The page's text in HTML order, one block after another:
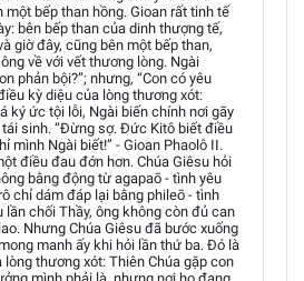
một bếp than hồng. Gioan rất tinh tế
bên bếp than của dinh thượng tế,
giờ đây, cũng bên một bếp than,
về với vết thương lòng. Ngài
phản bội?”; nhưng, “Con có yêu
kỳ diệu của lòng thương xót:
ký ức tội lỗi, Ngài biến chính nơi gãy
sinh. “Đừng sợ. Đức Kitô biết điều
mình Ngài biết!” - Gioan Phaolô II.
điều đau đớn hơn. Chúa Giêsu hỏi
bằng động từ agapaō - tình yêu
chỉ dám đáp lại bằng phileō - tình
lần chối Thầy, ông không còn đủ can
Nhưng Chúa Giêsu đã bước xuống
manh ấy khi hỏi lần thứ ba. Đó là
thương xót: Thiên Chúa gặp con